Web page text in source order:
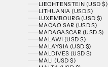
LIECHTENSTEIN (USD $)
LITHUANIA (USD $)
LUXEMBOURG (USD $)
MACAO SAR (USD $)
MADAGASCAR (USD $)
MALAWI (USD $)
MALAYSIA (USD $)
MALDIVES (USD $)
MALI (USD $)